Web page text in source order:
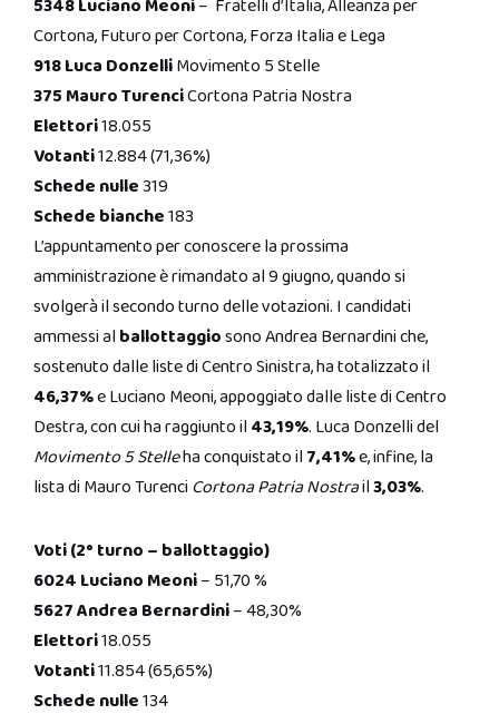
5348 Luciano Meoni– Fratelli d’Italia, Alleanza per
Cortona, Futuro per Cortona, Forza Italia e Lega
918 Luca DonzelliMovimento 5 Stelle
375 Mauro TurenciCortona Patria Nostra
Elettori18.055
Votanti12.884 (71,36%)
Schede nulle319
Schede bianche183
L’appuntamento per conoscere la prossima
amministrazione è rimandato al 9 giugno, quando si
svolgerà il secondo turno delle votazioni. I candidati
ammessi al ballottaggiosono Andrea Bernardini che,
sostenuto dalle liste di Centro Sinistra, ha totalizzato il
46,37%e Luciano Meoni, appoggiato dalle liste di Centro
Destra, con cui ha raggiunto il 43,19%. Luca Donzelli del
Movimento 5 Stelleha conquistato il 7,41%e, infine, la
lista di Mauro TurenciCortona Patria Nostrail3,03%.
Voti (2° turno – ballottaggio)
6024 Luciano Meoni– 51,70 %
5627 Andrea Bernardini– 48,30%
Elettori18.055
Votanti11.854 (65,65%)
Schede nulle134